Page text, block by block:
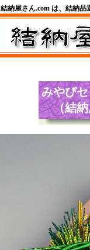
結納屋さん.com は、結納
みやび
（結